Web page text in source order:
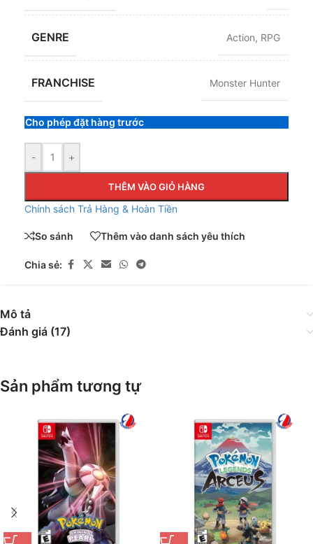
GENRE Action, RPG
FRANCHISE Monster Hunter
Cho phép đặt hàng trước
- +
THÊM VÀO GIỎ HÀNG
Chính sách Trả Hàng & Hoàn Tiền
So sánh Thêm vào danh sách yêu thích
Chia sẻ:
Mô tả
Đánh giá (17)
Sản phẩm tương tự